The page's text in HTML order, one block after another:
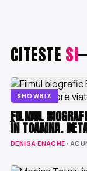
CITESTE SI
SHOWBIZ
FILMUL
ÎN TOAMNA.
DENISA ENACHE ·